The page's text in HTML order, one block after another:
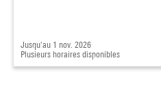
Jusqu'au 1 nov. 2026
Plusieurs horaires disponibles